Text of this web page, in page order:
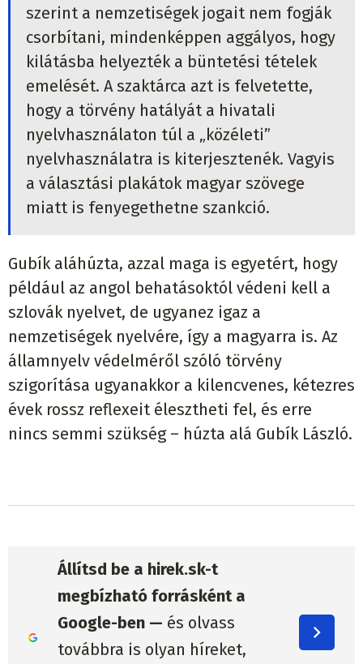
szerint a nemzetiségek jogait nem fogják
csorbítani, mindenképpen aggályos, hogy
kilátásba helyezték a büntetési tételek
emelését. A szaktárca azt is felvetette,
hogy a törvény hatályát a hivatali
nyelvhasználaton túl a „közéleti”
nyelvhasználatra is kiterjesztenék. Vagyis
a választási plakátok magyar szövege
miatt is fenyegethetne szankció.
Gubík aláhúzta, azzal maga is egyetért, hogy
például az angol behatásoktól védeni kell a
szlovák nyelvet, de ugyanez igaz a
nemzetiségek nyelvére, így a magyarra is. Az
államnyelv védelméről szóló törvény
szigorítása ugyanakkor a kilencvenes, kétezres
évek rossz reflexeit élesztheti fel, és erre
nincs semmi szükség – húzta alá Gubík László.
Állítsd be a hirek.sk-t
megbízható forrásként a
Google-ben — és olvass
továbbra is olyan híreket,